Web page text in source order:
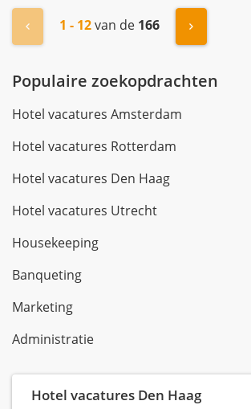
« Vorige1 - 12van de 166 Volgende »
Populaire zoekopdrachten
Hotel vacatures Amsterdam
Hotel vacatures Rotterdam
Hotel vacatures Den Haag
Hotel vacatures Utrecht
Housekeeping
Banqueting
Marketing
Administratie
Hotel vacatures Den Haag